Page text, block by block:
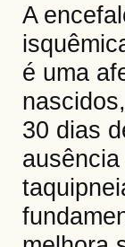
A
é uma
30 dias